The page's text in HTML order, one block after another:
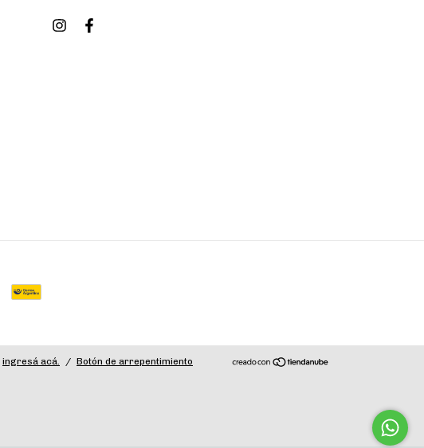
ingresá acá. / Botón de arrepentimiento